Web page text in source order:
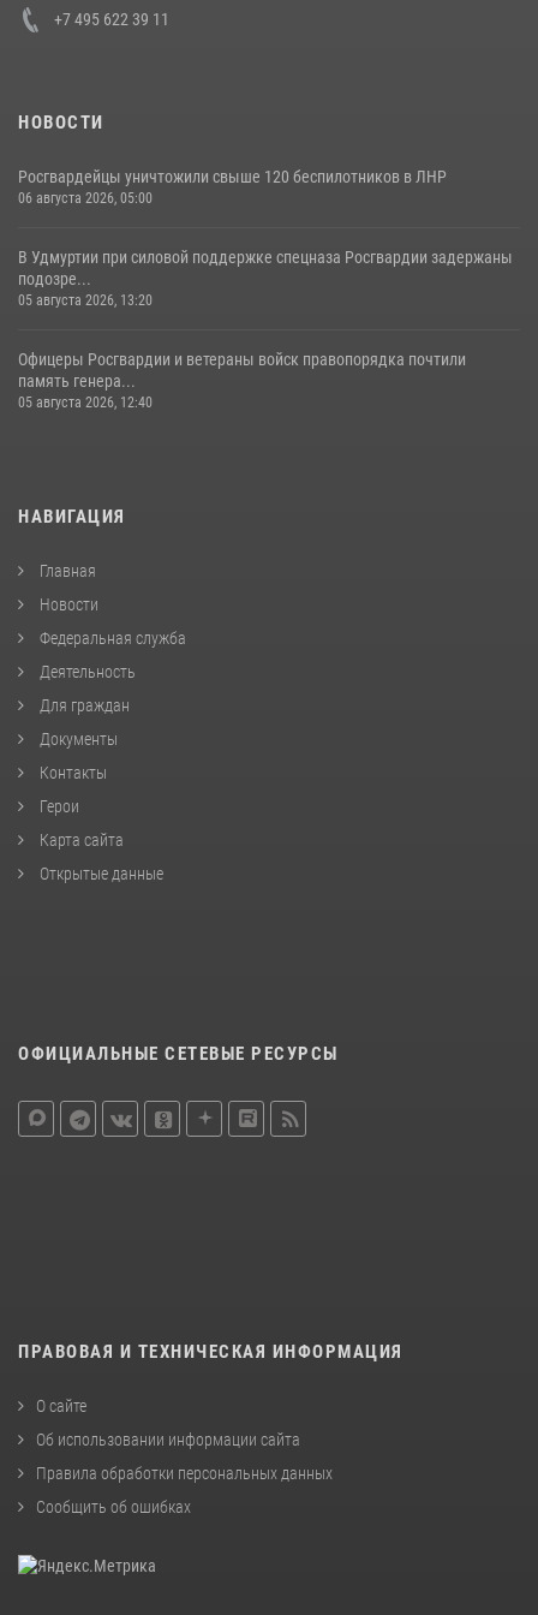
+7 495 622 39 11
НОВОСТИ
Росгвардейцы уничтожили свыше 120 беспилотников в ЛНР
06 августа 2026, 05:00
В Удмуртии при силовой поддержке спецназа Росгвардии задержаны
подозре...
05 августа 2026, 13:20
Офицеры Росгвардии и ветераны войск правопорядка почтили
память генера...
05 августа 2026, 12:40
НАВИГАЦИЯ
Главная
Новости
Федеральная служба
Деятельность
Для граждан
Документы
Контакты
Герои
Карта сайта
Открытые данные
ОФИЦИАЛЬНЫЕ СЕТЕВЫЕ РЕСУРСЫ
ПРАВОВАЯ И ТЕХНИЧЕСКАЯ ИНФОРМАЦИЯ
О сайте
Об использовании информации сайта
Правила обработки персональных данных
Сообщить об ошибках